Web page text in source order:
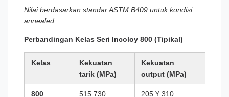
Nilai berdasarkan standar ASTM B409 untuk kondisi
annealed.
Perbandingan Kelas Seri Incoloy 800 (Tipikal)
Kelas
Kekuatan
tarik (MPa)
Kekuatan
output (MPa)
800
515 730 205 ¥ 310